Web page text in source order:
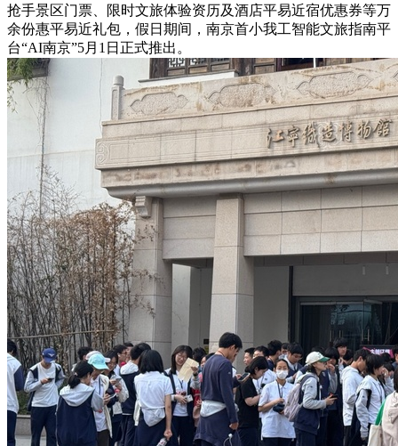
抢手景区门票、限时文旅体验资历及酒店平易近宿优惠券等万
余份惠平易近礼包，假日期间，南京首小我工智能文旅指南平
台“AI南京”5月1日正式推出。